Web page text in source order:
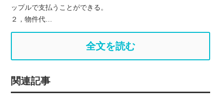
ップルで支払うことができる。
２，物件代…
全文を読む
関連記事